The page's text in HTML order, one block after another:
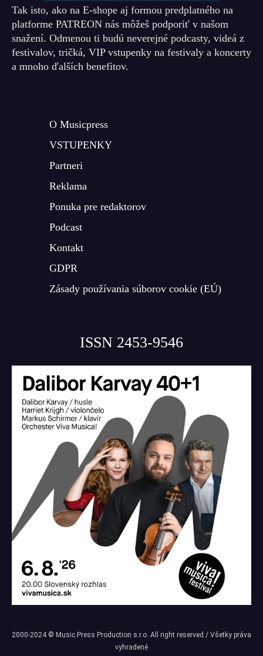
Tak isto, ako na E-shope aj formou predplatného na
platforme PATREON nás môžeš podporiť v našom
snažení. Odmenou ti budú neverejné podcasty, videá z
festivalov, tričká, VIP vstupenky na festivaly a koncerty
a mnoho ďalších benefitov.
O Musicpress
VSTUPENKY
Partneri
Reklama
Ponuka pre redaktorov
Podcast
Kontakt
GDPR
Zásady používania súborov cookie (EÚ)
ISSN 2453-9546
2000-2024 © Music Press Production s.r.o. All right reserved / Všetky práva
vyhradené